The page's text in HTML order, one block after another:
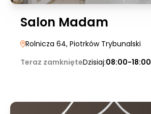
Salon Madam
Rolnicza 64, Piotrków Trybunalski
Teraz zamknięteDzisiaj:08:00-18:00